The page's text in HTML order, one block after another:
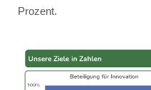
Prozent.